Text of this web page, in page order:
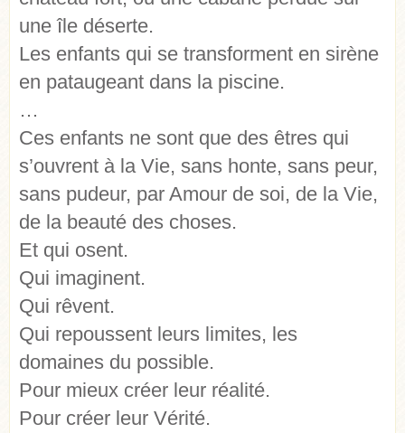
une île déserte.
Les enfants qui se transforment en sirène
en pataugeant dans la piscine.
…
Ces enfants ne sont que des êtres qui
s’ouvrent à la Vie, sans honte, sans peur,
sans pudeur, par Amour de soi, de la Vie,
de la beauté des choses.
Et qui osent.
Qui imaginent.
Qui rêvent.
Qui repoussent leurs limites, les
domaines du possible.
Pour mieux créer leur réalité.
Pour créer leur Vérité.